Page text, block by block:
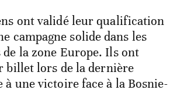
ont validé leur qualification
campagne solide dans les
la zone Europe. Ils ont
billet lors de la dernière
à une victoire face à la Bosnie-